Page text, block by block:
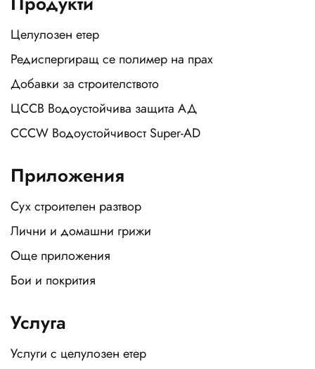
Целулозен етер
Редиспергиращ се полимер на прах
Добавки за строителството
ЦССВ Водоустойчива защита АД
CCCW Водоустойчивост Super-AD
Приложения
Сух строителен разтвор
Лични и домашни грижи
Още приложения
Бои и покрития
Услуга
Услуги с целулозен етер